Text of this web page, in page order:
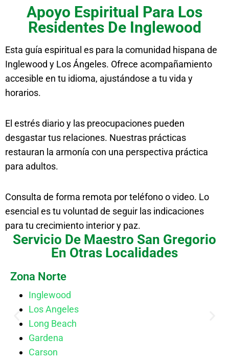
Apoyo Espiritual Para Los
Residentes De Inglewood
Esta guía espiritual es para la comunidad hispana de
Inglewood y Los Ángeles. Ofrece acompañamiento
accesible en tu idioma, ajustándose a tu vida y
horarios.
El estrés diario y las preocupaciones pueden
desgastar tus relaciones. Nuestras prácticas
restauran la armonía con una perspectiva práctica
para adultos.
Consulta de forma remota por teléfono o video. Lo
esencial es tu voluntad de seguir las indicaciones
para tu crecimiento interior y paz.
Servicio De Maestro San Gregorio
En Otras Localidades
Zona Norte
Inglewood
Los Angeles
Long Beach
Gardena
Carson